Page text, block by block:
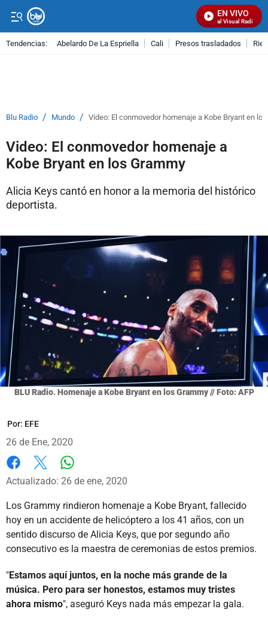
EN VIVO
Señal Visual Radio
Tendencias: Abelardo De La Espriella Cali Presos trasladados
Blu Radio / Mundo / Video: El conmovedor homenaje a Kobe Bryant en
Video: El conmovedor homenaje a
Kobe Bryant en los Grammy
Alicia Keys cantó en honor a la memoria del histórico
deportista.
BLU Radio. Homenaje a Kobe Bryant en los Grammy // Foto: AFP
Por: EFE
26 de Ene, 2020
Facebook
X
Actualizado: 26 de ene, 2020
Los Grammy rindieron homenaje a Kobe Bryant, fallecido
hoy en un accidente de helicóptero a los 41 años, con un
sentido discurso de Alicia Keys, que por segundo año
consecutivo es la maestra de ceremonias de estos premios.
"Estamos aquí juntos, en la noche más grande de la
música. Pero para ser honestos, estamos muy tristes
ahora mismo", aseguró Keys nada más empezar la gala.